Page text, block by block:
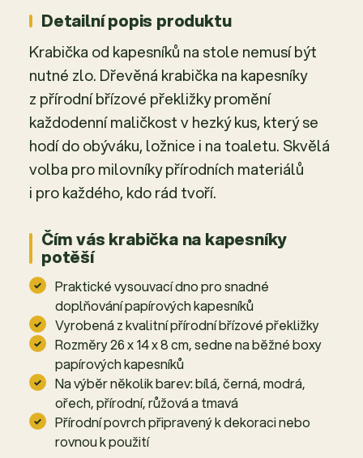
Detailní popis produktu
Krabička od kapesníků na stole nemusí být
nutné zlo. Dřevěná krabička na kapesníky
z přírodní břízové překližky promění
každodenní maličkost v hezký kus, který se
hodí do obýváku, ložnice i na toaletu. Skvělá
volba pro milovníky přírodních materiálů
i pro každého, kdo rád tvoří.
Čím vás krabička na kapesníky
potěší
Praktické vysouvací dno pro snadné
doplňování papírových kapesníků
Vyrobená z kvalitní přírodní břízové překližky
Rozměry 26 x 14 x 8 cm, sedne na běžné boxy
papírových kapesníků
Na výběr několik barev: bílá, černá, modrá,
ořech, přírodní, růžová a tmavá
Přírodní povrch připravený k dekoraci nebo
rovnou k použití